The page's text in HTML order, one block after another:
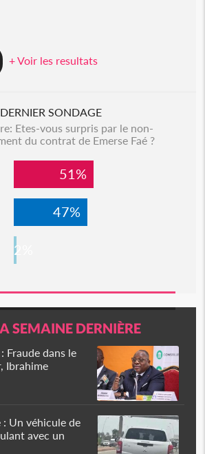
+ Voir les resultats
DERNIER SONDAGE
Etes-vous surpris par le non-
du contrat de Emerse Faé ?
51%
47%
2%
SEMAINE DERNIÈRE
Fraude dans le
Ibrahime
Un véhicule de
avec un